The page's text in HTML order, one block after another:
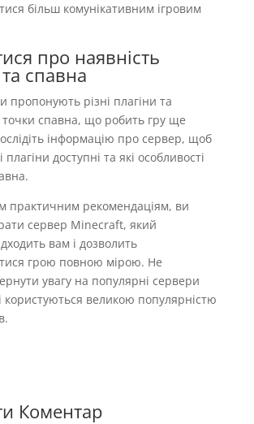
більш комунікативним ігровим
про наявність
та спавна
пропонують різні плагіни та
точки спавна, що робить гру ще
інформацію про сервер, щоб
плагіни доступні та які особливості
практичним рекомендаціям, ви
сервер Minecraft, який
вам і дозволить
грою повною мірою. Не
увагу на популярні сервери
користуються великою популярністю
Коментар